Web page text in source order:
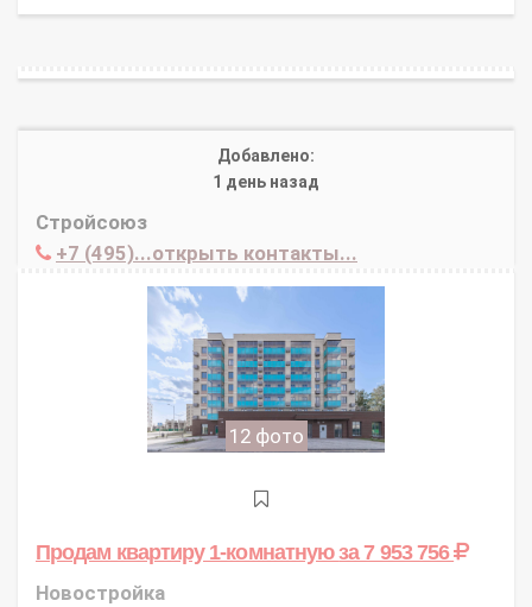
Добавлено:
1 день назад
Стройсоюз
+7 (495)...открыть контакты...
12 фото
Продам квартиру 1-комнатнуюза 7 953 756
Новостройка